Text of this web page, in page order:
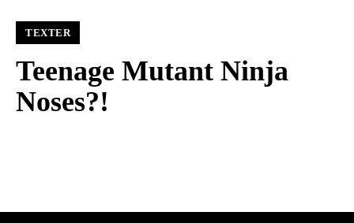
TEXTER
Teenage Mutant Ninja
Noses?!